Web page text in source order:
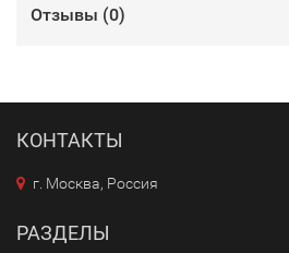
Отзывы (0)
КОНТАКТЫ
г. Москва, Россия
РАЗДЕЛЫ